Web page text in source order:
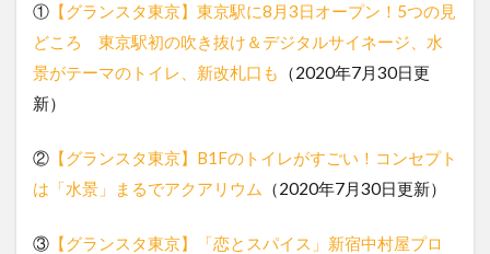
① 【グランスタ東京】東京駅に8月3日オープン！5つの見
どころ 東京駅初の吹き抜け＆デジタルサイネージ、水
景がテーマのトイレ、新改札口も
（2020年7月30日更
新）
② 【グランスタ東京】B1Fのトイレがすごい！コンセプト
は「水景」まるでアクアリウム
（2020年7月30日更新）
③ 【グランスタ東京】「恋とスパイス」新宿中村屋プロ